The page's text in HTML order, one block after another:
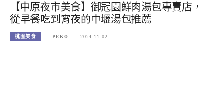
【中原夜市美食】御冠園鮮肉湯包專賣店，
從早餐吃到宵夜的中壢湯包推薦
桃園美食 PEKO 2024-11-02